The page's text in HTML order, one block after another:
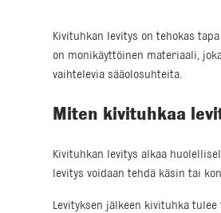
Kivituhkan levitys on tehokas
on monikäyttöinen materiaali,
vaihtelevia sääolosuhteita.
Miten kivituhkaa
Kivituhkan levitys alkaa
levitys voidaan tehdä käsin tai
Levityksen jälkeen kivituhka